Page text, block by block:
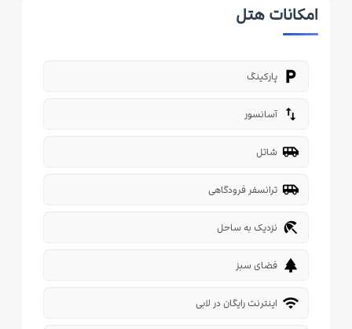
امکانات هتل
local_parking پارکینگ
import_export آسانسور
airport_shuttle شاتل
airport_shuttle ترانسفر فرودگاهی
beach_access نزدیک به ساحل
park فضای سبز
wifi اینترنت رایگان در لابی